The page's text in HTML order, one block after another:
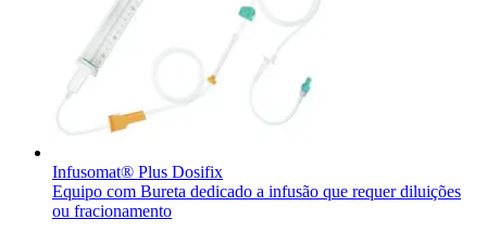
Infusomat® Plus Dosifix
Equipo com Bureta dedicado a infusão que requer diluições
ou fracionamento